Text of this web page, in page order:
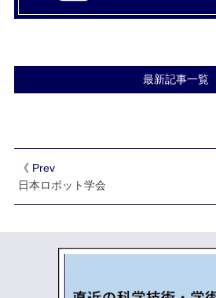
最新記事一覧
《 Prev
日本ロボット学会